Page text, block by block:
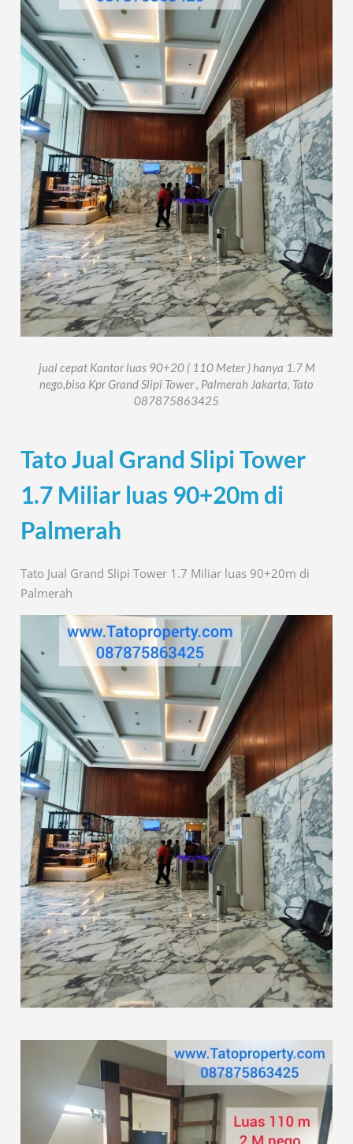
jual cepat Kantor luas 90+20 ( 110 Meter ) hanya 1.7 M
nego,bisa Kpr Grand Slipi Tower , Palmerah Jakarta, Tato
087875863425
Tato Jual Grand Slipi Tower
1.7 Miliar luas 90+20m di
Palmerah
Tato Jual Grand Slipi Tower 1.7 Miliar luas 90+20m di
Palmerah